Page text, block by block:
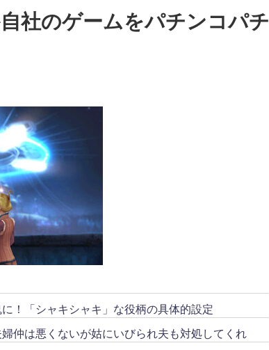
社のゲームをパチンコパチ
！「シャキシャキ」な役柄の具体的設定
仲は悪くないが姑にいびられ夫も対処してくれ